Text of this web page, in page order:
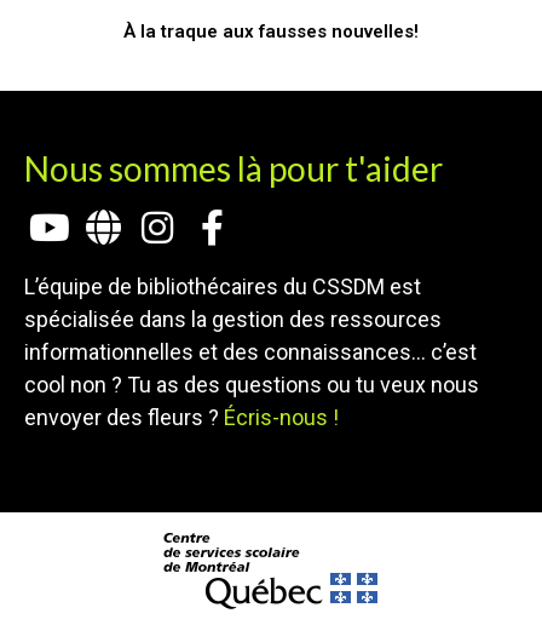
À la traque aux fausses nouvelles!
Nous sommes là pour t'aider
L’équipe de bibliothécaires du CSSDM est
spécialisée dans la gestion des ressources
informationnelles et des connaissances… c’est
cool non ? Tu as des questions ou tu veux nous
envoyer des fleurs ? Écris-nous !